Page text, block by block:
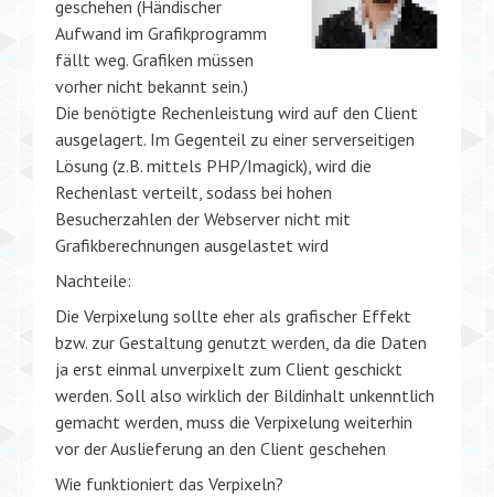
geschehen (Händischer
Aufwand im Grafikprogramm
fällt weg. Grafiken müssen
vorher nicht bekannt sein.)
Die benötigte Rechenleistung wird auf den Client
ausgelagert. Im Gegenteil zu einer serverseitigen
Lösung (z.B. mittels PHP/Imagick), wird die
Rechenlast verteilt, sodass bei hohen
Besucherzahlen der Webserver nicht mit
Grafikberechnungen ausgelastet wird
Nachteile:
Die Verpixelung sollte eher als grafischer Effekt
bzw. zur Gestaltung genutzt werden, da die Daten
ja erst einmal unverpixelt zum Client geschickt
werden. Soll also wirklich der Bildinhalt unkenntlich
gemacht werden, muss die Verpixelung weiterhin
vor der Auslieferung an den Client geschehen
Wie funktioniert das Verpixeln?